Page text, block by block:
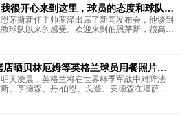
很开心来到这里，球员的态度和球队的
茅斯新任主帅罗泽出席了新闻发布会，他谈到
球队以来的感受。欢迎来到伯恩茅斯，很高兴
这份一线队主帅职位已经很久了，如今终于走
共事、与俱乐部工作人员见面，切身感受...
店晒贝林厄姆等英格兰球员用餐照片，
天凌晨，英格兰将在世界杯季军战中对阵法
、亨德森、丹·伯恩、戈登、安德森在堪萨斯
City用餐。Joe‘s Kansas City社媒晒出这
，配...